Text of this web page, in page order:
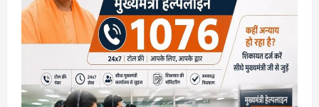
जांच
कहां
तक
पहुंची,
चंपत
राय
से
क्या
पूछताछ
हुई